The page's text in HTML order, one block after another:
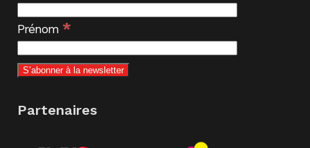
Prénom *
Partenaires